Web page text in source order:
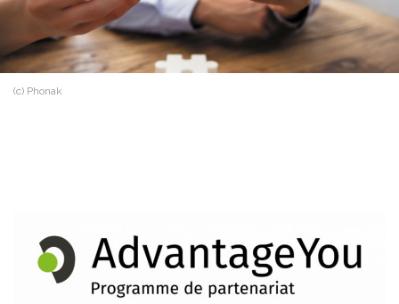
(c) Phonak